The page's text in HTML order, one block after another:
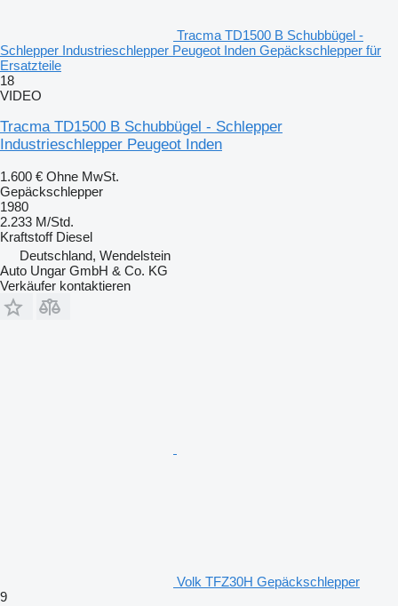
Tracma TD1500 B Schubbügel -
Schlepper Industrieschlepper Peugeot Inden Gepäckschlepper für
Ersatzteile
18
VIDEO
Tracma TD1500 B Schubbügel - Schlepper
Industrieschlepper Peugeot Inden
1.600 € Ohne MwSt.
Gepäckschlepper
1980
2.233 M/Std.
Kraftstoff Diesel
Deutschland, Wendelstein
Auto Ungar GmbH & Co. KG
Verkäufer kontaktieren
Volk TFZ30H Gepäckschlepper
9